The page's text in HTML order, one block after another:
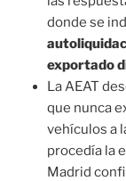
donde se
exportado
La AEAT
que nunca
vehículos a
procedía la
Madrid